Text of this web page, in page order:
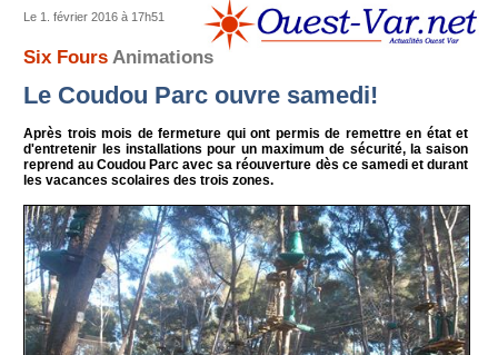
Le 1. février 2016 à 17h51
Six Fours Animations
Le Coudou Parc ouvre samedi!
Après trois mois de fermeture qui ont permis de remettre en état et
d'entretenir les installations pour un maximum de sécurité, la saison
reprend au Coudou Parc avec sa réouverture dès ce samedi et durant
les vacances scolaires des trois zones.